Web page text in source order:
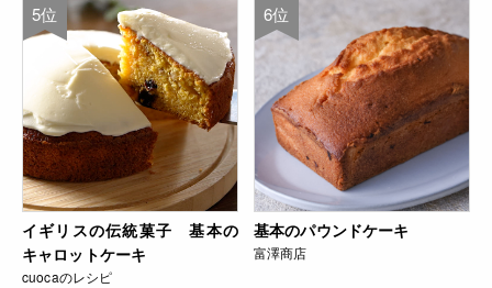
5位
イギリスの伝統菓子 基本の
キャロットケーキ
cuocaのレシピ
6位
基本のパウンドケーキ
富澤商店